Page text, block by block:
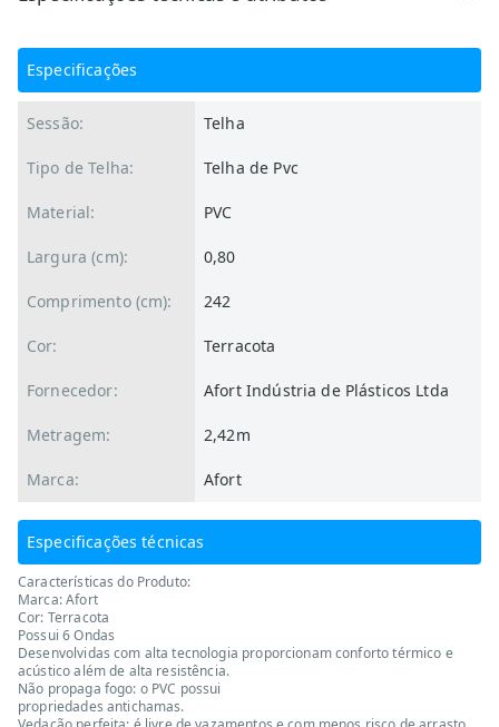
Especificações
Sessão: Telha
Tipo de Telha: Telha de Pvc
Material: PVC
Largura (cm): 0,80
Comprimento (cm): 242
Cor: Terracota
Fornecedor: Afort Indústria de Plásticos Ltda
Metragem: 2,42m
Marca: Afort
Especificações técnicas
Características do Produto:
Marca: Afort
Cor: Terracota
Possui 6 Ondas
Desenvolvidas com alta tecnologia proporcionam conforto térmico e
acústico além de alta resistência.
Não propaga fogo: o PVC possui
propriedades antichamas.